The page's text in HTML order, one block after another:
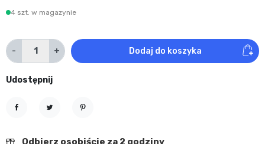
4 szt. w magazynie
- + Dodaj do koszyka
Udostępnij
Odbierz osobiście za 2 godziny